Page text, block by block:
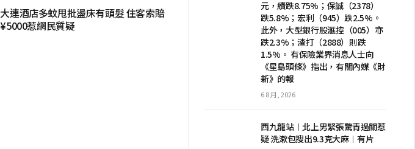
大連酒店多蚊甩批盪床有頭髮 住客索賠
¥5000惹網民質疑
元，續跌8.75%；保誠（2378）
跌5.8%；宏利（945）跌2.5%。
此外，大型銀行股滙控（005）亦
跌2.3%；渣打（2888）則跌
1.5%。 有保險業界消息人士向
《星島頭條》指出，有關內媒《財
新》的報
6 8 月, 2026
西九龍站︱北上男緊張驚青過關惹
疑 洗漱包搜出9.3克大麻︱有片